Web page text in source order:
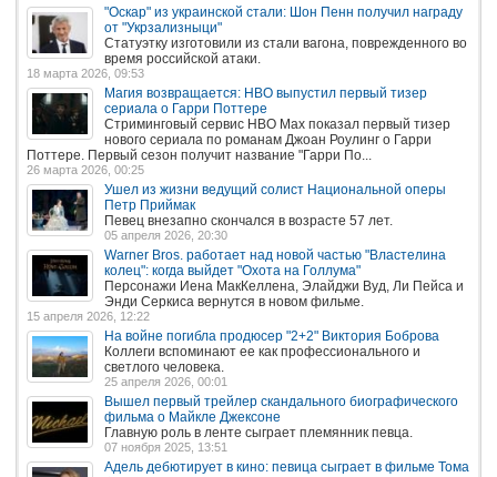
"Оскар" из украинской стали: Шон Пенн получил награду
от "Укрзализныци"
Статуэтку изготовили из стали вагона, поврежденного во
время российской атаки.
18 марта 2026, 09:53
Магия возвращается: HBO выпустил первый тизер
сериала о Гарри Поттере
Стриминговый сервис HBO Max показал первый тизер
нового сериала по романам Джоан Роулинг о Гарри
Поттере. Первый сезон получит название "Гарри По...
26 марта 2026, 00:25
Ушел из жизни ведущий солист Национальной оперы
Петр Приймак
Певец внезапно скончался в возрасте 57 лет.
05 апреля 2026, 20:30
Warner Bros. работает над новой частью "Властелина
колец": когда выйдет "Охота на Голлума"
Персонажи Иена МакКеллена, Элайджи Вуд, Ли Пейса и
Энди Серкиса вернутся в новом фильме.
15 апреля 2026, 12:22
На войне погибла продюсер "2+2" Виктория Боброва
Коллеги вспоминают ее как профессионального и
светлого человека.
25 апреля 2026, 00:01
Вышел первый трейлер скандального биографического
фильма о Майкле Джексоне
Главную роль в ленте сыграет племянник певца.
07 ноября 2025, 13:51
Адель дебютирует в кино: певица сыграет в фильме Тома